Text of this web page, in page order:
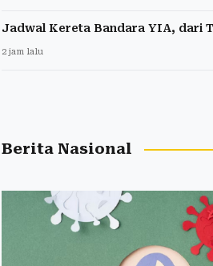
Jadwal Kereta Bandara YIA, dari
2 jam lalu
Berita Nasional